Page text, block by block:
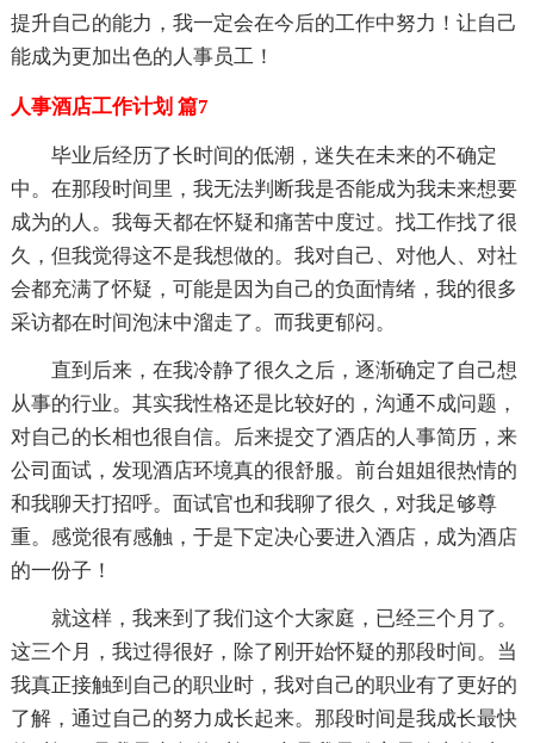
提升自己的能力，我一定会在今后的工作中努力！让自己
能成为更加出色的人事员工！
人事酒店工作计划 篇7
毕业后经历了长时间的低潮，迷失在未来的不确定
中。在那段时间里，我无法判断我是否能成为我未来想要
成为的人。我每天都在怀疑和痛苦中度过。找工作找了很
久，但我觉得这不是我想做的。我对自己、对他人、对社
会都充满了怀疑，可能是因为自己的负面情绪，我的很多
采访都在时间泡沫中溜走了。而我更郁闷。
直到后来，在我冷静了很久之后，逐渐确定了自己想
从事的行业。其实我性格还是比较好的，沟通不成问题，
对自己的长相也很自信。后来提交了酒店的人事简历，来
公司面试，发现酒店环境真的很舒服。前台姐姐很热情的
和我聊天打招呼。面试官也和我聊了很久，对我足够尊
重。感觉很有感触，于是下定决心要进入酒店，成为酒店
的一份子！
就这样，我来到了我们这个大家庭，已经三个月了。
这三个月，我过得很好，除了刚开始怀疑的那段时间。当
我真正接触到自己的职业时，我对自己的职业有了更好的
了解，通过自己的努力成长起来。那段时间是我成长最快